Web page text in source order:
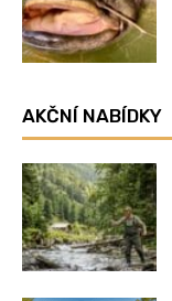
AKČNÍ NABÍDKY